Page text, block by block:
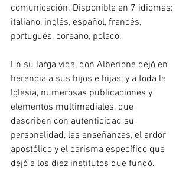
comunicación. Disponible en 7 idiomas:
italiano, inglés, español, francés,
portugués, coreano, polaco.
En su larga vida, don Alberione dejó en
herencia a sus hijos e hijas, y a toda la
Iglesia, numerosas publicaciones y
elementos multimediales, que
describen con autenticidad su
personalidad, las enseñanzas, el ardor
apostólico y el carisma específico que
dejó a los diez institutos que fundó.